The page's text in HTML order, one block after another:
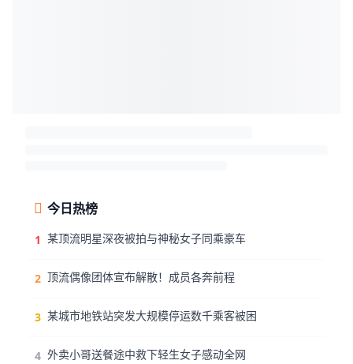
今日热榜
1 某顶流明星深夜被拍与神秘女子同乘豪车
2 顶流偶像团体宣布解散！成员各奔前程
3 某城市地铁站突发大规模停运数千乘客被困
4 外卖小哥送餐途中救下轻生女子感动全网